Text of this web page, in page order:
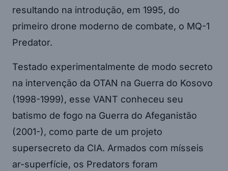
resultando na introdução, em 1995, do
primeiro drone moderno de combate, o MQ-1
Predator.
Testado experimentalmente de modo secreto
na intervenção da OTAN na Guerra do Kosovo
(1998-1999), esse VANT conheceu seu
batismo de fogo na Guerra do Afeganistão
(2001-), como parte de um projeto
supersecreto da CIA. Armados com mísseis
ar-superfície, os Predators foram